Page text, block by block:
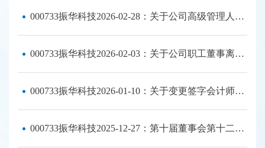
000733振华科技2026-02-28：关于公司高级管理人员离任的公告
000733振华科技2026-02-03：关于公司职工董事离任的公告
000733振华科技2026-01-10：关于变更签字会计师及项目质量控制复核人的公告
000733振华科技2025-12-27：第十届董事会第十二次会议决议公告